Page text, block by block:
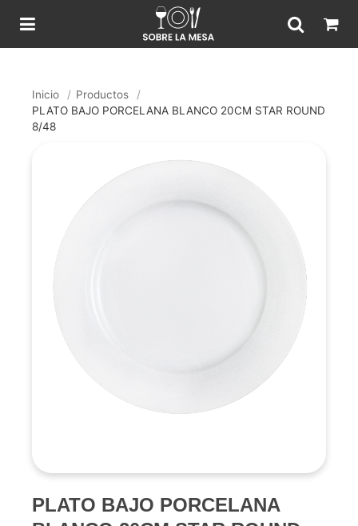
Inicio / Productos
/
PLATO BAJO PORCELANA BLANCO 20CM STAR ROUND
8/48
PLATO BAJO PORCELANA